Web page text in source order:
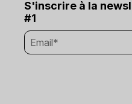
S'inscrire à la
#1